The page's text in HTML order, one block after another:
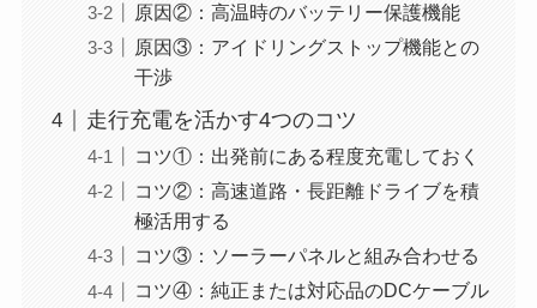
原因②：高温時のバッテリー保護機能
原因③：アイドリングストップ機能との
干渉
走行充電を活かす4つのコツ
コツ①：出発前にある程度充電しておく
コツ②：高速道路・長距離ドライブを積
極活用する
コツ③：ソーラーパネルと組み合わせる
コツ④：純正または対応品のDCケーブル